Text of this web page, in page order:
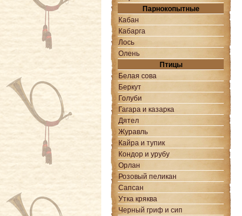
Парнокопытные
Кабан
Кабарга
Лось
Олень
Птицы
Белая сова
Беркут
Голуби
Гагара и казарка
Дятел
Журавль
Кайра и тупик
Кондор и урубу
Орлан
Розовый пеликан
Сапcан
Утка кряква
Черный гриф и сип